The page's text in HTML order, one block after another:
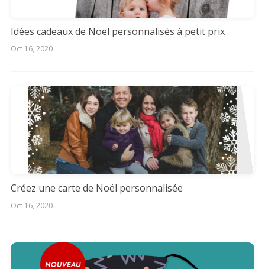
Idées cadeaux de Noël personnalisés à petit prix
Oct 16, 2020
Créez une carte de Noël personnalisée
Oct 16, 2020